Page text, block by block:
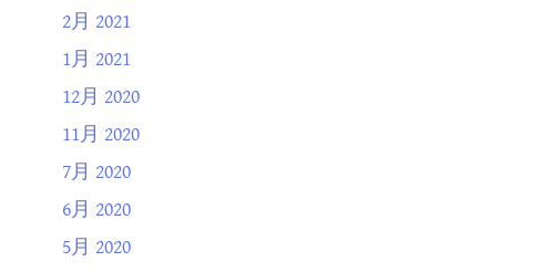
2月 2021
1月 2021
12月 2020
11月 2020
7月 2020
6月 2020
5月 2020